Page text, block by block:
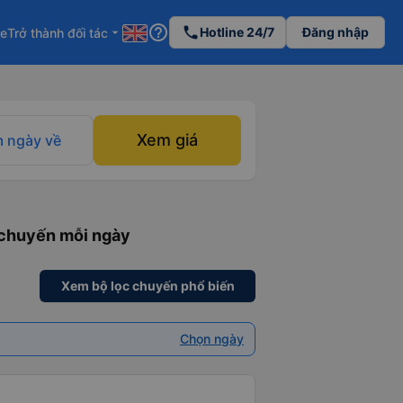
Trở thành đối tác arrow_drop_down help_outline phoneHotline 24/7 Đăng nhập
ngày về Xem giá
mỗi ngày
Xem bộ lọc chuyến phổ biến
Chọn ngày